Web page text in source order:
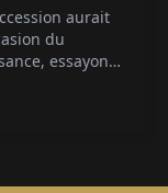
aurait
du
essayons
traînée. Par